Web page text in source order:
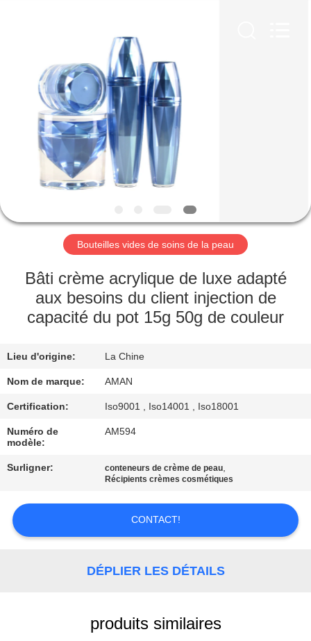
MAISON
PRODUITS
VIDÉOS
LE
SPECTACLE
PROPOS
NOUS
VISITE
DE
L'USINE
QUALITÉ
CONTACTEZ-
NOUVELLES
Bouteilles vides de soins de la peau
Bâti crème acrylique de luxe adapté
aux besoins du client injection de
capacité du pot 15g 50g de couleur
Lieu d'origine: La Chine
Nom de marque: AMAN
Certification: Iso9001 , Iso14001 , Iso18001
Numéro de
modèle:
AM594
Surligner: conteneurs de crème de peau,
Récipients crèmes cosmétiques
CONTACT!
DÉPLIER LES DÉTAILS
produits similaires